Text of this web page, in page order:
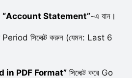
“Account Statement”-এ যান।
সিলেক্ট করুন (যেমন: Last 6
in PDF Format”সিলেক্ট করে Go